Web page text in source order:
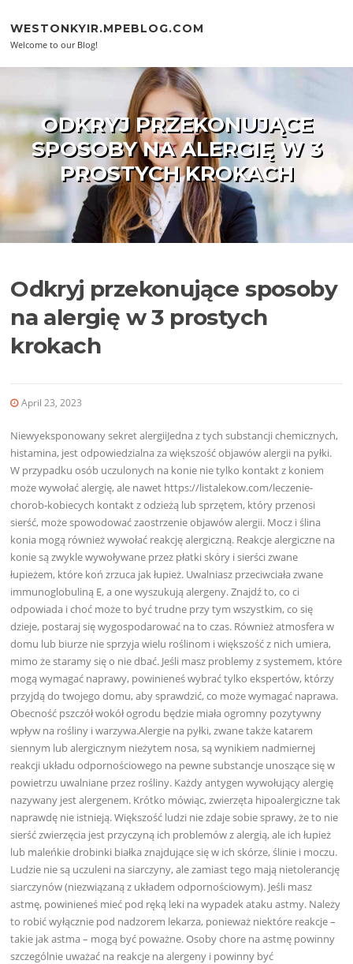
WESTONKYIR.MPEBLOG.COM
Welcome to our Blog!
ODKRYJ PRZEKONUJĄCE
SPOSOBY NA ALERGIĘ W 3
PROSTYCH KROKACH
Odkryj przekonujące sposoby
na alergię w 3 prostych
krokach
April 23, 2023
Niewyeksponowany sekret alergiiJedna z tych substancji chemicznych,
histamina, jest odpowiedzialna za większość objawów alergii na pyłki.
W przypadku osób uczulonych na konie nie tylko kontakt z koniem
może wywołać alergię, ale nawet https://listalekow.com/leczenie-
chorob-kobiecych kontakt z odzieżą lub sprzętem, który przenosi
sierść, może spowodować zaostrzenie objawów alergii. Mocz i ślina
konia mogą również wywołać reakcję alergiczną. Reakcje alergiczne na
konie są zwykle wywoływane przez płatki skóry i sierści zwane
łupieżem, które koń zrzuca jak łupież. Uwalniasz przeciwciała zwane
immunoglobuliną E, a one wyszukują alergeny. Znajdź to, co ci
odpowiada i choć może to być trudne przy tym wszystkim, co się
dzieje, postaraj się wygospodarować na to czas. Również atmosfera w
domu lub biurze nie sprzyja wielu roślinom i większość z nich umiera,
mimo że staramy się o nie dbać. Jeśli masz problemy z systemem, które
mogą wymagać naprawy, powinieneś wybrać tylko ekspertów, którzy
przyjdą do twojego domu, aby sprawdzić, co może wymagać naprawa.
Obecność pszczół wokół ogrodu będzie miała ogromny pozytywny
wpływ na rośliny i warzywa.Alergie na pyłki, zwane także katarem
siennym lub alergicznym nieżytem nosa, są wynikiem nadmiernej
reakcji układu odpornościowego na pewne substancje unoszące się w
powietrzu uwalniane przez rośliny. Każdy antygen wywołujący alergię
nazywany jest alergenem. Krótko mówiąc, zwierzęta hipoalergiczne tak
naprawdę nie istnieją. Większość ludzi nie zdaje sobie sprawy, że to nie
sierść zwierzęcia jest przyczyną ich problemów z alergią, ale ich łupież
lub maleńkie drobinki białka znajdujące się w ich skórze, ślinie i moczu.
Ludzie nie są uczuleni na siarczyny, ale zamiast tego mają nietolerancję
siarczynów (niezwiązaną z układem odpornościowym). Jeśli masz
astmę, powinieneś mieć pod ręką leki na wypadek ataku astmy. Należy
to robić wyłącznie pod nadzorem lekarza, ponieważ niektóre reakcje –
takie jak astma – mogą być poważne. Osoby chore na astmę powinny
szczególnie uważać na reakcje na alergeny i powinny być